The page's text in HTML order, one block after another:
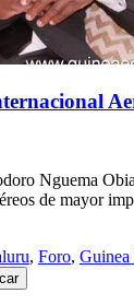
Nguema
de mayor
, Foro, Guinea